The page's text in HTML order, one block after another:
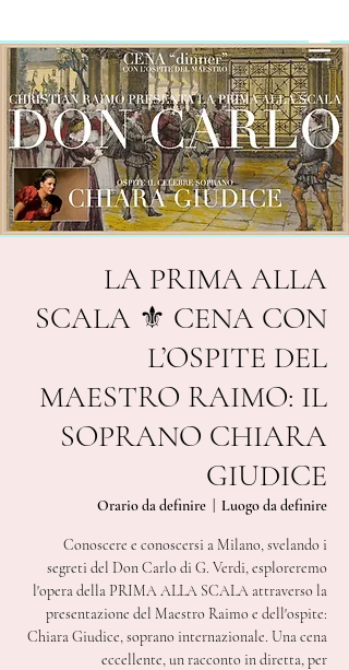
LA PRIMA ALLA
SCALA ⚜️ CENA CON
L’OSPITE DEL
MAESTRO RAIMO: IL
SOPRANO CHIARA
GIUDICE
Orario da definire Luogo da definire
Conoscere e conoscersi a Milano, svelando i
segreti del Don Carlo di G. Verdi, esploreremo
l'opera della PRIMA ALLA SCALA attraverso la
presentazione del Maestro Raimo e dell'ospite:
Chiara Giudice, soprano internazionale. Una cena
eccellente, un racconto in diretta, per